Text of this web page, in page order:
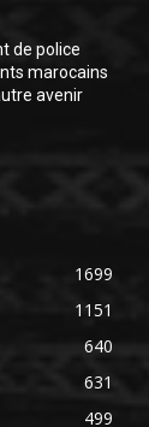
de police
marocains
avenir
1699
1151
640
631
499